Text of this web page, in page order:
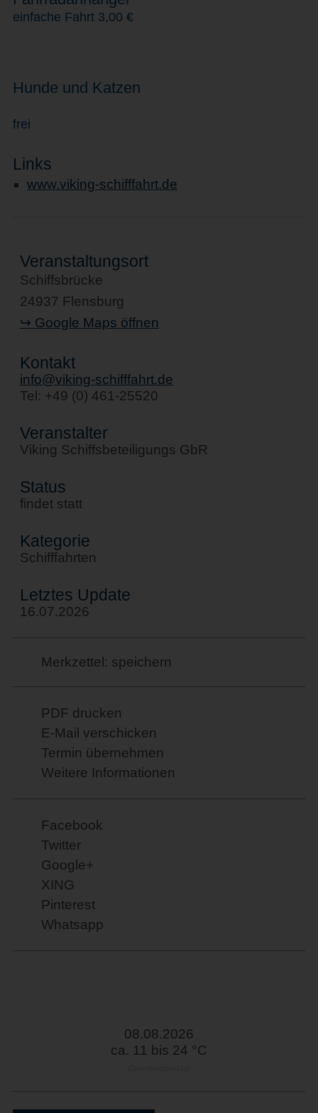
einfache Fahrt 3,00 €
Hunde und Katzen
frei
Links
www.viking-schifffahrt.de
Veranstaltungsort
Schiffsbrücke
24937 Flensburg
↪ Google Maps öffnen
Kontakt
info@viking-schifffahrt.de
Tel: +49 (0) 461-25520
Veranstalter
Viking Schiffsbeteiligungs GbR
Status
findet statt
Kategorie
Schifffahrten
Letztes Update
16.07.2026
Merkzettel: speichern
PDF drucken
E-Mail verschicken
Termin übernehmen
Weitere Informationen
Facebook
Twitter
Google+
XING
Pinterest
Whatsapp
08.08.2026
ca. 11 bis 24 °C